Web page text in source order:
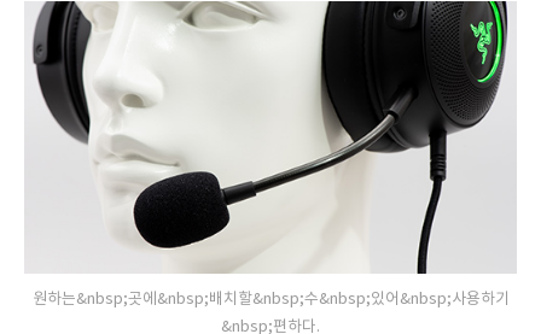
원하는&nbsp;곳에&nbsp;배치할&nbsp;수&nbsp;있어&nbsp;사용하기
&nbsp;편하다.